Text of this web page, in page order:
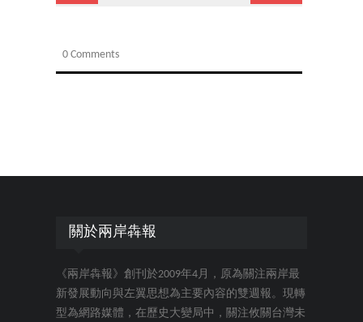
0 Comments
關於兩岸犇報
《兩岸犇報》創刊於2009年4月，原為關注兩岸最
新發展動向與左翼思想為主要內容的雙週報。現轉
型為網路媒體，在歷史大變局中，關注攸關台灣未